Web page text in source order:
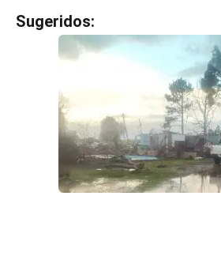
Sugeridos: